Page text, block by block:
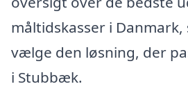
måltidskasser i
vælge den løsning, der
i Stubbæk.